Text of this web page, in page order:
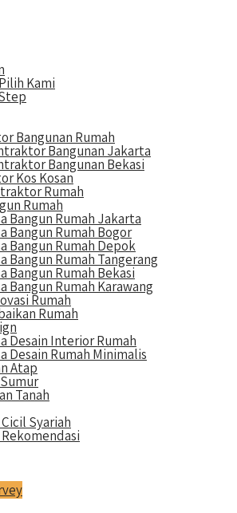
Kami
Bangunan Rumah
Bangunan Jakarta
Bangunan Bekasi
Kos Kosan
Rumah
Rumah
Bangun Rumah Jakarta
Bangun Rumah Bogor
Bangun Rumah Depok
Bangun Rumah Tangerang
Bangun Rumah Bekasi
Bangun Rumah Karawang
Rumah
Rumah
Desain Interior Rumah
Desain Rumah Minimalis
Atap
Tanah
Syariah